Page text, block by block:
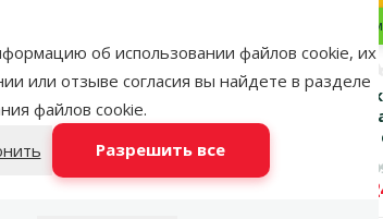
об использовании файлов cookie, их
или отзыве согласия вы найдете в разделе
файлов cookie.
Разрешить все
7
14
Летающая
Fantasy Good's